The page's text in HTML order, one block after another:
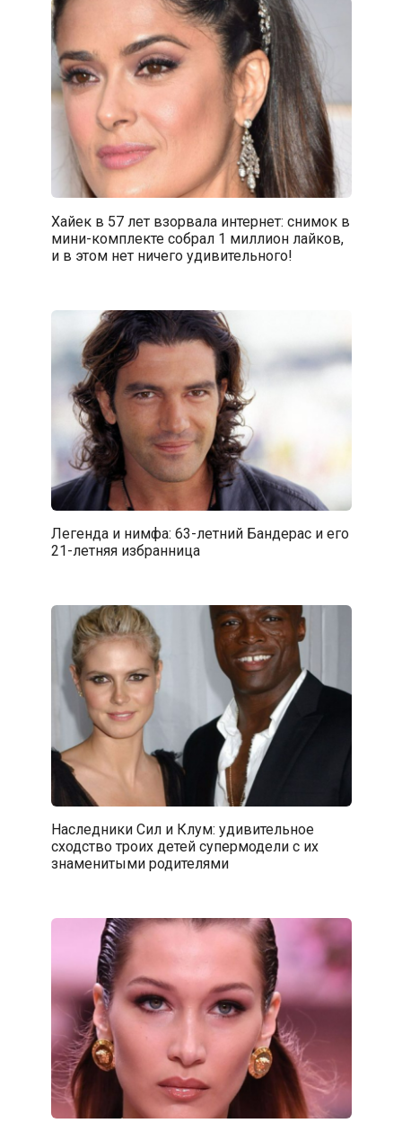
Хайек в 57 лет взорвала интернет: снимок в
мини-комплекте собрал 1 миллион лайков,
и в этом нет ничего удивительного!
Легенда и нимфа: 63-летний Бандерас и его
21-летняя избранница
Наследники Сил и Клум: удивительное
сходство троих детей супермодели с их
знаменитыми родителями